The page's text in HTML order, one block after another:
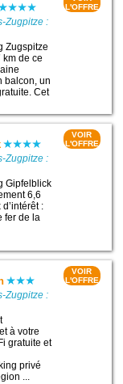
Zugpitze :
Zugspitze
de ce
balcon, un
Cet
L'OFFRE
Zugpitze :
Gipfelblick
6,6
:
fer de la
VOIR
L'OFFRE
Zugpitze :
à votre
gratuite et
privé
...
VOIR
L'OFFRE